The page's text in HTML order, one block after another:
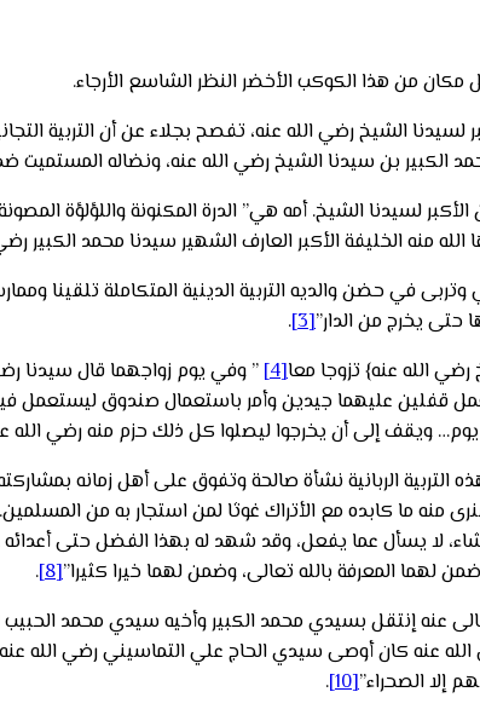
مكان من هذا الكوكب الأخضر النظر الشاسع الأرجاء.
لسيدنا الشيخ رضي الله عنه، تفصح بجلاء عن أن التربية
بن سيدنا الشيخ رضي الله عنه، ونضاله
الأكبر لسيدنا الشيخ. أمه هي” الدرة المكنونة واللؤلؤة
الله منه الخليفة الأكبر العارف الشهير سيدنا محمد الكبير
في حضن والديه التربية الدينية المتكاملة تلقينا
حتى يخرج من الدار”[3]
.
الله عنه} تزوجا معا[4] ” وفي يوم زواجهما قال سيدنا
قفلين عليهما جيدين وأمر باستعمال صندوق ليستعمل
ويقف إلى أن يخرجوا ليصلوا كل ذلك حزم منه رضي الله
التربية الربانية نشأة صالحة وتفوق على أهل زمانه
منه ما كابده مع الأتراك غوثا لمن استجار به من
لا يسأل عما يفعل، وقد شهد له بهذا الفضل حتى
لهما المعرفة بالله تعالى، وضمن لهما خيرا كثيرا”[8]
.
عنه إنتقل بسيدي محمد الكبير وأخيه سيدي محمد
عنه كان أوصى سيدي الحاج علي التماسيني رضي الله
إلا الصحراء”[10]
.